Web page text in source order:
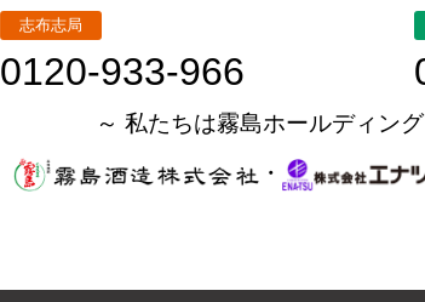
志布志局
0120-933-966
～ 私たちは霧島ホールディン
・